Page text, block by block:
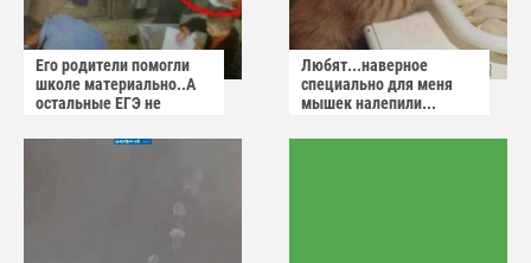
Его родители помогли
школе материально..А
остальные ЕГЭ не
Любят...наверное
специально для меня
мышек налепили...